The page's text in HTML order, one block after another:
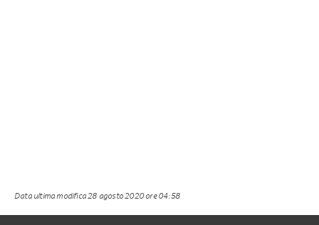
Data ultima modifica 28 agosto 2020 ore 04:58